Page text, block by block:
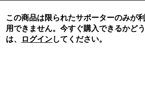
この商品は限られたサポーターのみが
用できません。今すぐ購入できるかど
は、
ログインしてください。